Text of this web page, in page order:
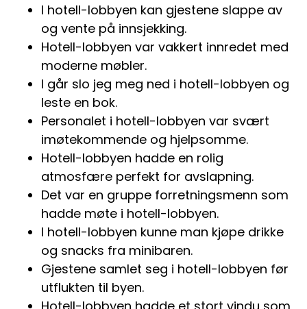
I hotell-lobbyen kan gjestene slappe av
og vente på innsjekking.
Hotell-lobbyen var vakkert innredet med
moderne møbler.
I går slo jeg meg ned i hotell-lobbyen og
leste en bok.
Personalet i hotell-lobbyen var svært
imøtekommende og hjelpsomme.
Hotell-lobbyen hadde en rolig
atmosfære perfekt for avslapning.
Det var en gruppe forretningsmenn som
hadde møte i hotell-lobbyen.
I hotell-lobbyen kunne man kjøpe drikke
og snacks fra minibaren.
Gjestene samlet seg i hotell-lobbyen før
utflukten til byen.